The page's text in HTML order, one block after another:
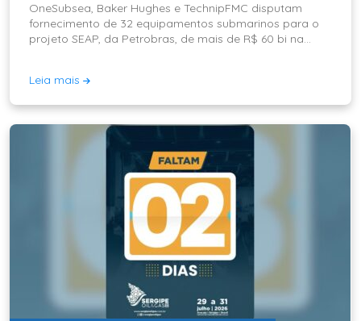
OneSubsea, Baker Hughes e TechnipFMC disputam
fornecimento de 32 equipamentos submarinos para o
projeto SEAP, da Petrobras, de mais de R$ 60 bi na
Leia mais